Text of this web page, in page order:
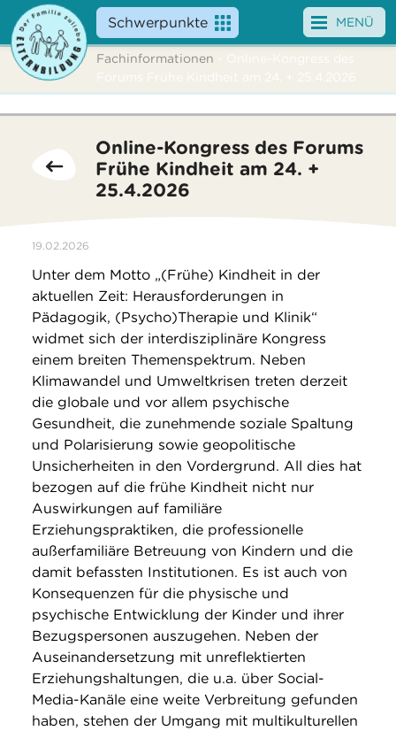
Schwerpunkte
Angebote
News
Suche
MENÜ
Fachinformationen - Online-Kongress des
Forums Frühe Kindheit am 24. + 25.4.2026
Online-Kongress des Forums
Frühe Kindheit am 24. +
25.4.2026
19.02.2026
Unter dem Motto „(Frühe) Kindheit in der
aktuellen Zeit: Herausforderungen in
Pädagogik, (Psycho)Therapie und Klinik“
widmet sich der interdisziplinäre Kongress
einem breiten Themenspektrum. Neben
Klimawandel und Umweltkrisen treten derzeit
die globale und vor allem psychische
Gesundheit, die zunehmende soziale Spaltung
und Polarisierung sowie geopolitische
Unsicherheiten in den Vordergrund. All dies hat
bezogen auf die frühe Kindheit nicht nur
Auswirkungen auf familiäre
Erziehungspraktiken, die professionelle
außerfamiliäre Betreuung von Kindern und die
damit befassten Institutionen. Es ist auch von
Konsequenzen für die physische und
psychische Entwicklung der Kinder und ihrer
Bezugspersonen auszugehen. Neben der
Auseinandersetzung mit unreflektierten
Erziehungshaltungen, die u.a. über Social-
Media-Kanäle eine weite Verbreitung gefunden
haben, stehen der Umgang mit multikulturellen